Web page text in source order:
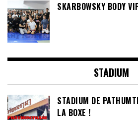
SKARBOWSKY BODY
STADIUM
STADIUM DE
LA BOXE !